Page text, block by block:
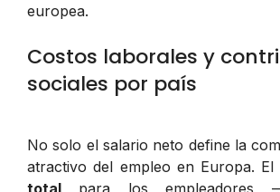
europea.
Costos laborales y
sociales por país
No solo el salario neto define la
atractivo del empleo en Europa. El
total para los empleadores